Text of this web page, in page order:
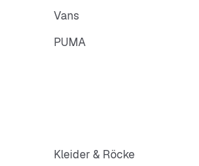
Vans
PUMA
Kleider & Röcke